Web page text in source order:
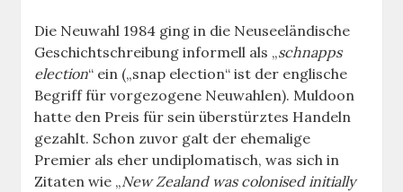
Die Neuwahl 1984 ging in die Neuseeländische
Geschichtschreibung informell als „schnapps
election“ ein („snap election“ ist der englische
Begriff für vorgezogene Neuwahlen). Muldoon
hatte den Preis für sein überstürztes Handeln
gezahlt. Schon zuvor galt der ehemalige
Premier als eher undiplomatisch, was sich in
Zitaten wie „New Zealand was colonised initially